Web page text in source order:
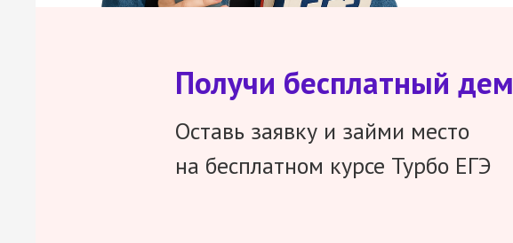
Получи бесплатный
Оставь заявку и займи место
на бесплатном курсе Турбо ЕГЭ